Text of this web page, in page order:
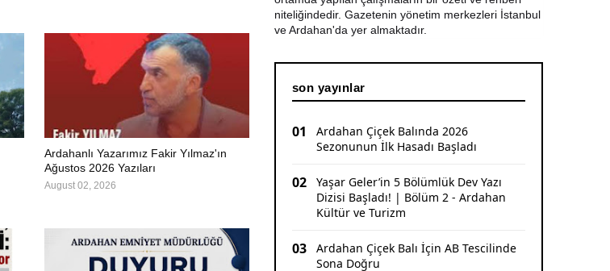
Ardahanlı Yazarımız Fakir Yılmaz'ın
Ağustos 2026 Yazıları
August 02, 2026
Uluslararası Badminton Turnuvasında
Altın, 1 Gümüş Madalya
niteliğindedir. Gazetenin yönetim merkezleri İstanbul
ve Ardahan'da yer almaktadır.
son yayınlar
01
Ardahan Çiçek Balında 2026
Sezonunun İlk Hasadı Başladı
02
Yaşar Geler’in 5 Bölümlük Dev Yazı
Dizisi Başladı! | Bölüm 2 - Ardahan
Kültür ve Turizm
03
Ardahan Çiçek Balı İçin AB Tescilinde
Sona Doğru